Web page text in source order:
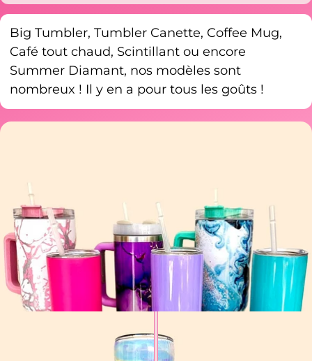
Big Tumbler, Tumbler Canette, Coffee Mug,
Café tout chaud, Scintillant ou encore
Summer Diamant, nos modèles sont
nombreux ! Il y en a pour tous les goûts !
Et voilà,
Votre Tumbler personnalisé
arrive chez vous !